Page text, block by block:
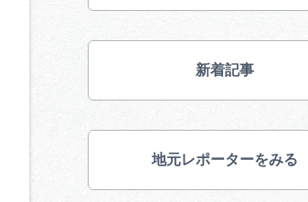
新着記事
地元レポーターをみる